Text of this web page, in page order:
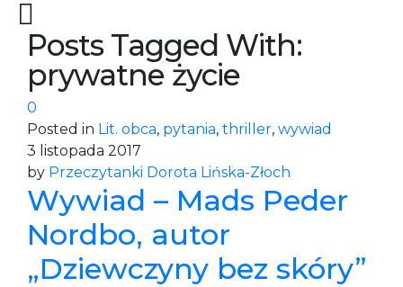
Posts Tagged With:
prywatne życie
0
Posted in Lit. obca, pytania, thriller, wywiad
3 listopada 2017
by Przeczytanki Dorota Lińska-Złoch
Wywiad – Mads Peder
Nordbo, autor
„Dziewczyny bez skóry”